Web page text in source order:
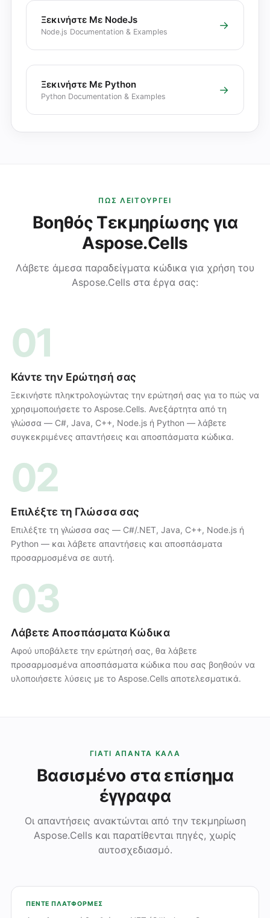
Ξεκινήστε Με NodeJs
Node.js Documentation & Examples
→
Ξεκινήστε Με Python
Python Documentation & Examples
→
ΠΏΣ ΛΕΙΤΟΥΡΓΕΊ
Βοηθός Τεκμηρίωσης για
Aspose.Cells
Λάβετε άμεσα παραδείγματα κώδικα για χρήση του
Aspose.Cells στα έργα σας:
01
Κάντε την Ερώτησή σας
Ξεκινήστε πληκτρολογώντας την ερώτησή σας για το πώς να
χρησιμοποιήσετε το Aspose.Cells. Ανεξάρτητα από τη
γλώσσα — C#, Java, C++, Node.js ή Python — λάβετε
συγκεκριμένες απαντήσεις και αποσπάσματα κώδικα.
02
Επιλέξτε τη Γλώσσα σας
Επιλέξτε τη γλώσσα σας — C#/.NET, Java, C++, Node.js ή
Python — και λάβετε απαντήσεις και αποσπάσματα
προσαρμοσμένα σε αυτή.
03
Λάβετε Αποσπάσματα Κώδικα
Αφού υποβάλετε την ερώτησή σας, θα λάβετε
προσαρμοσμένα αποσπάσματα κώδικα που σας βοηθούν να
υλοποιήσετε λύσεις με το Aspose.Cells αποτελεσματικά.
ΓΙΑΤΊ ΑΠΑΝΤΆ ΚΑΛΆ
Βασισμένο στα επίσημα
έγγραφα
Οι απαντήσεις ανακτώνται από την τεκμηρίωση
Aspose.Cells και παρατίθενται πηγές, χωρίς
αυτοσχεδιασμό.
ΠΈΝΤΕ ΠΛΑΤΦΌΡΜΕΣ